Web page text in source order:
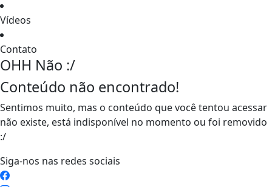
Vídeos
Contato
OHH Não :/
Conteúdo não encontrado!
Sentimos muito, mas o conteúdo que você tentou acessar
não existe, está indisponível no momento ou foi removido
:/
Siga-nos nas redes sociais